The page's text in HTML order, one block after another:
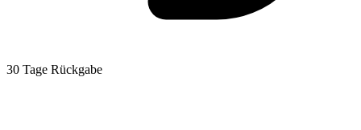
30 Tage Rückgabe